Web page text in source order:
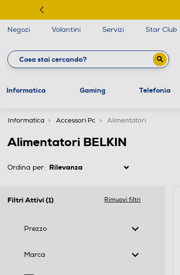
Negozi Volantini Servizi Star Club
Informatica Gaming Telefonia
Informatica Accessori Pc Alimentatori
Alimentatori BELKIN
Ordina per:
Filtri Attivi (1) Rimuovi filtri
Prezzo
Marca